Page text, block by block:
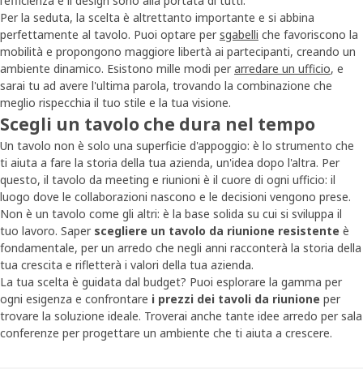
Per la seduta, la scelta è altrettanto importante e si abbina
perfettamente al tavolo. Puoi optare per sgabelli che favoriscono la
mobilità e propongono maggiore libertà ai partecipanti, creando un
ambiente dinamico. Esistono mille modi per arredare un ufficio, e
sarai tu ad avere l'ultima parola, trovando la combinazione che
meglio rispecchia il tuo stile e la tua visione.
Scegli un tavolo che dura nel tempo
Un tavolo non è solo una superficie d'appoggio: è lo strumento che
ti aiuta a fare la storia della tua azienda, un'idea dopo l'altra. Per
questo, il tavolo da meeting e riunioni è il cuore di ogni ufficio: il
luogo dove le collaborazioni nascono e le decisioni vengono prese.
Non è un tavolo come gli altri: è la base solida su cui si sviluppa il
tuo lavoro. Saper scegliere un tavolo da riunione resistente è
fondamentale, per un arredo che negli anni racconterà la storia della
tua crescita e rifletterà i valori della tua azienda.
La tua scelta è guidata dal budget? Puoi esplorare la gamma per
ogni esigenza e confrontare i prezzi dei tavoli da riunione per
trovare la soluzione ideale. Troverai anche tante idee arredo per sala
conferenze per progettare un ambiente che ti aiuta a crescere.